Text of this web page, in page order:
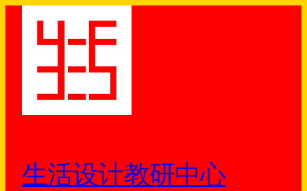
生活设计教研中心